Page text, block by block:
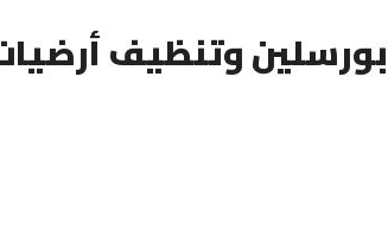
وتنظيف